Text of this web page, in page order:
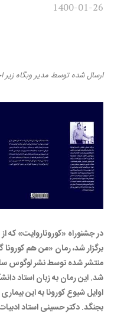
1400-01-26
ارسال شدهتوسط مدیر وبگاه زیر
در جشنوراه «کوروناروایت» که
برگزار شد، رمان «من هم
شد. این رمان به زبان استاد
اوایل شیوع کورونا به این
بجنگد. دکتر حسینی استاد